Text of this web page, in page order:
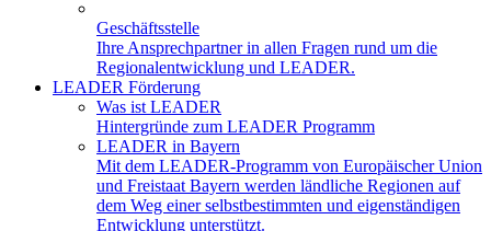
Geschäftsstelle
Ihre Ansprechpartner in allen Fragen rund um die
Regionalentwicklung und LEADER.
LEADER Förderung
Was ist LEADER
Hintergründe zum LEADER Programm
LEADER in Bayern
Mit dem LEADER-Programm von Europäischer Union
und Freistaat Bayern werden ländliche Regionen auf
dem Weg einer selbstbestimmten und eigenständigen
Entwicklung unterstützt.